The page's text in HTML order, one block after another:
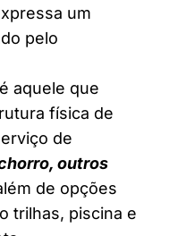
um
pelo
aquele que
física de
de
outros
de opções
trilhas, piscina e